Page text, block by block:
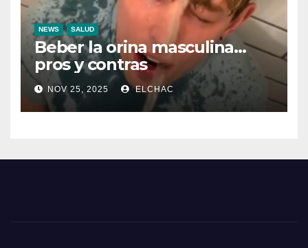
NEWS SALUD
Beber la orina masculina…
pros y contras
NOV 25, 2025 ELCHAC